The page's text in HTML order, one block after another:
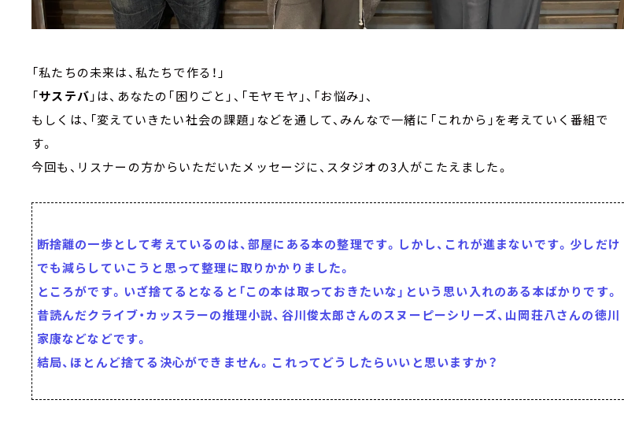
「私たちの未来は、私たちで作る！」
「サステバ 」は、あなたの「困りごと」、「モヤモヤ」、「お悩み」、
もしくは、「変えていきたい社会の課題」などを通して、みんなで一緒に「これから」を考えていく番組で
す。
今回も、リスナーの方からいただいたメッセージに、スタジオの3人がこたえました。
断捨離の一歩として考えているのは、部屋にある本の整理です。しかし、これが進まないです。少しだけ
でも減らしていこうと思って整理に取りかかりました。
ところがです。いざ捨てるとなると「この本は取っておきたいな」という思い入れのある本ばかりです。
昔読んだクライブ・カッスラーの推理小説、谷川俊太郎さんのスヌーピーシリーズ、山岡荘八さんの徳川
家康などなどです。
結局、ほとんど捨てる決心ができません。これってどうしたらいいと思いますか？